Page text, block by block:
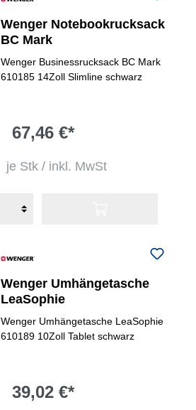
Wenger Notebookrucksack
BC Mark
Wenger Businessrucksack BC Mark
610185 14Zoll Slimline schwarz
67,46 €*
je Stk / inkl. MwSt
Wenger Umhängetasche
LeaSophie
Wenger Umhängetasche LeaSophie
610189 10Zoll Tablet schwarz
39,02 €*